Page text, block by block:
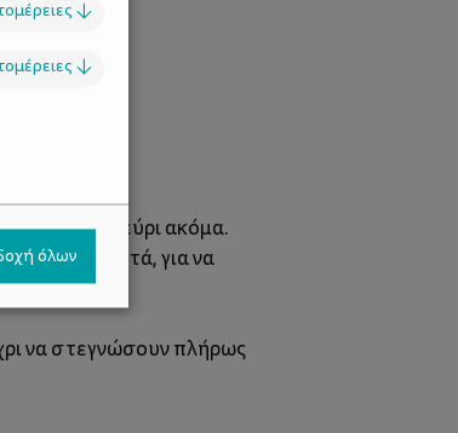
λίγο αλεύρι ακόμα.
5 -10 λεπτά, για να
να στεγνώσουν πλήρως
↓
↓
όλων